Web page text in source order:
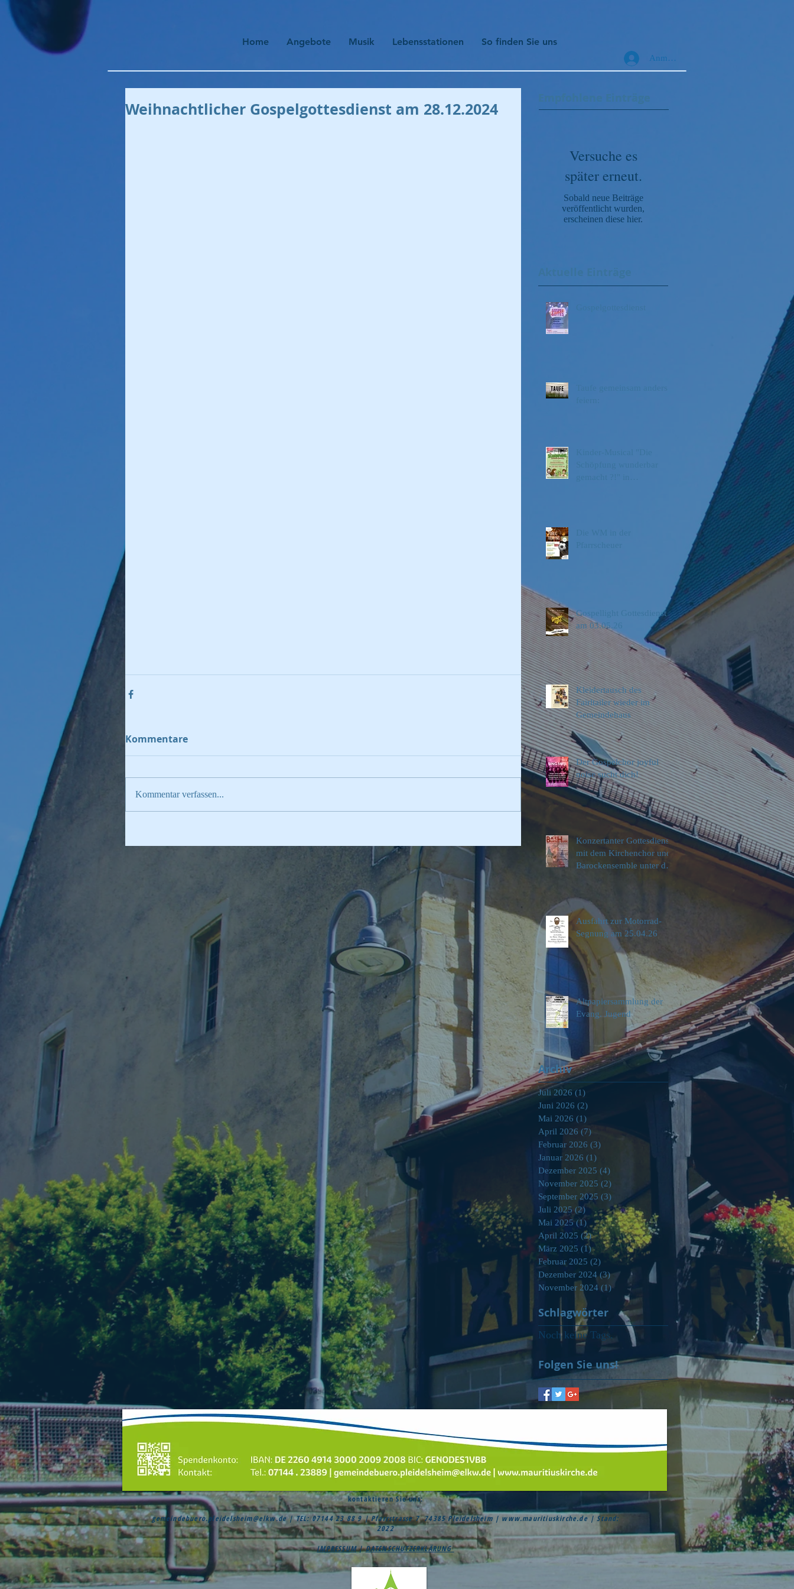
Home Angebote Musik Lebensstationen So finden Sie uns
Anmelden
Weihnachtlicher Gospelgottesdienst am 28.12.2024
Kommentare
Kommentar verfassen...
Versuche es
später erneut.
Sobald neue Beiträge
veröffentlicht wurden,
erscheinen diese hier.
Gospellight Gottesdienst
am 03.05.26
Kleidertausch des
Fairltailer wieder im
Gemeindehaus
Der Gospelchor joyful
noise sucht dich!
Konzertanter Gottesdienst
mit dem Kirchenchor und
Barockensemble unter der
Ausfahrt zur Motorrad-
Segnung am 25.04.26
Altpapiersammlung der
Evang. Jugend
Archiv
Juli 2026 (1)
Juni 2026 (2)
Mai 2026 (1)
April 2026 (7)
Februar 2026 (3)
Januar 2026 (1)
Dezember 2025 (4)
November 2025 (2)
September 2025 (3) 3 Beiträge
Juli 2025 (2) 2 Beiträge
Mai 2025 (1) 1 Beitrag
April 2025 (2)2 Beiträge
März 2025 (1)1 Beitrag
Februar 2025 (2) 2 Beiträge
Dezember 2024 (3)3 Beiträge
November 2024 (1)1 Beitrag
Schlagwörter
Noch keine Tags.
Folgen Sie uns!
kontaktieren Sie uns:
gemeindebuero.pleidelsheim@elkw.de| TEL: 07144 23 88 9 | Pfarrstrasse 7 74385 Pleidelsheim | www.mauritiuskirche.de| Stand:
2022
IMPRESSUM|DATENSCHUTZERKLÄRUNG